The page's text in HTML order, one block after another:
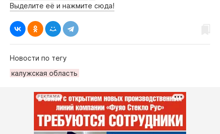
Выделите её и нажмите сюда!
Новости по тегу
калужская область
РЕКЛАМА